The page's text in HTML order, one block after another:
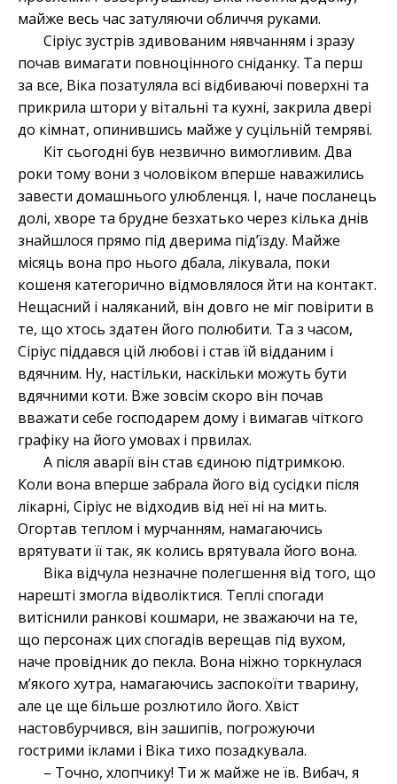
майже весь час затуляючи обличчя руками.
Сіріус зустрів здивованим нявчанням і зразу
почав вимагати повноцінного сніданку. Та перш
за все, Віка позатуляла всі відбиваючі поверхні та
прикрила штори у вітальні та кухні, закрила двері
до кімнат, опинившись майже у суцільній темряві.
Кіт сьогодні був незвично вимогливим. Два
роки тому вони з чоловіком вперше наважились
завести домашнього улюбленця. І, наче посланець
долі, хворе та брудне безхатько через кілька днів
знайшлося прямо під дверима під’їзду. Майже
місяць вона про нього дбала, лікувала, поки
кошеня категорично відмовлялося йти на контакт.
Нещасний і наляканий, він довго не міг повірити в
те, що хтось здатен його полюбити. Та з часом,
Сіріус піддався цій любові і став їй відданим і
вдячним. Ну, настільки, наскільки можуть бути
вдячними коти. Вже зовсім скоро він почав
вважати себе господарем дому і вимагав чіткого
графіку на його умовах і првилах.
А після аварії він став єдиною підтримкою.
Коли вона вперше забрала його від сусідки після
лікарні, Сіріус не відходив від неї ні на мить.
Огортав теплом і мурчанням, намагаючись
врятувати її так, як колись врятувала його вона.
Віка відчула незначне полегшення від того, що
нарешті змогла відволіктися. Теплі спогади
витіснили ранкові кошмари, не зважаючи на те,
що персонаж цих спогадів верещав під вухом,
наче провідник до пекла. Вона ніжно торкнулася
м’якого хутра, намагаючись заспокоїти тварину,
але це ще більше розлютило його. Хвіст
настовбурчився, він зашипів, погрожуючи
гострими іклами і Віка тихо позадкувала.
– Точно, хлопчику! Ти ж майже не їв. Вибач, я